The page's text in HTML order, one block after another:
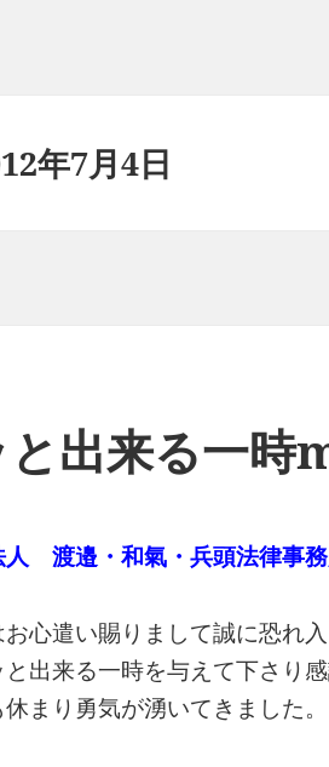
年7月4日
出来る一時
人 渡邉・和氣・兵頭法律事
お心遣い賜りまして誠に恐れ
出来る一時を与えて下さり
まり勇気が湧いてきました。